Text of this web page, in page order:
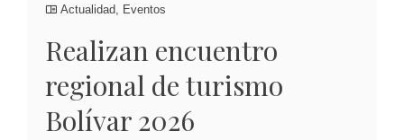
Actualidad, Eventos
Realizan encuentro
regional de turismo
Bolívar 2026